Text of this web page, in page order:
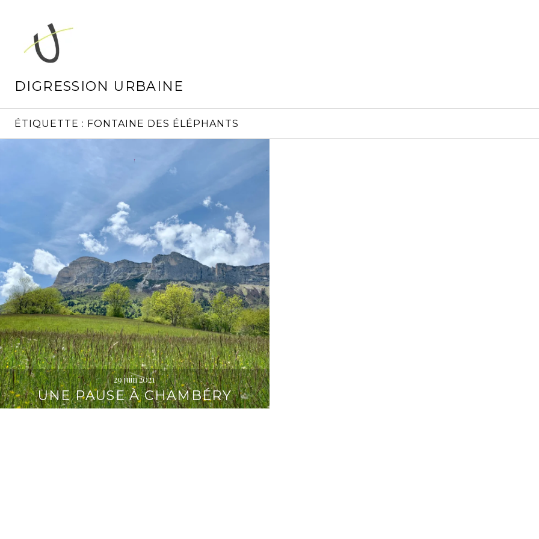
contenu
principal
DIGRESSION URBAINE
ÉTIQUETTE : FONTAINE DES ÉLÉPHANTS
29 juin 2021
UNE PAUSE À CHAMBÉRY